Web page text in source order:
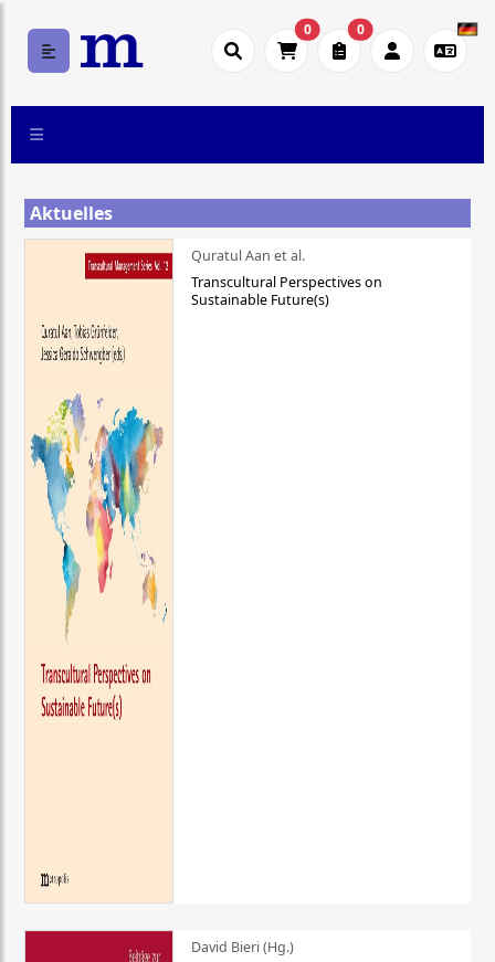
0 0
Aktuelles
Quratul Aan et al.
Transcultural Perspectives on
Sustainable Future(s)
David Bieri (Hg.)